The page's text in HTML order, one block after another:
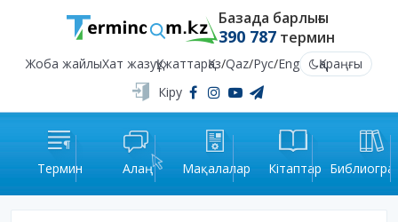
Базада барлығы
390 787термин
Жоба жайлыХат жазуҚұжаттарҚаз/Qaz/Рус/Eng
Қараңғы
Кіру
Термин Алаң Мақалалар Кітаптар